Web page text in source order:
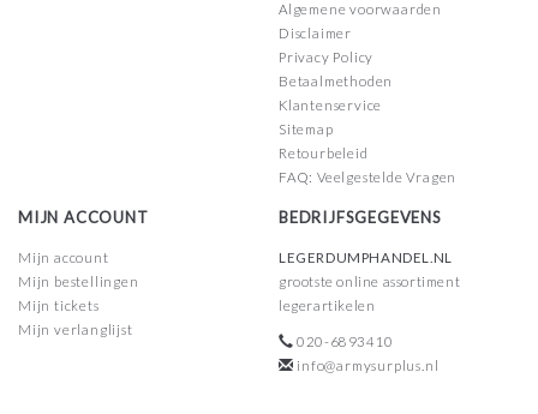
Algemene voorwaarden
Disclaimer
Privacy Policy
Betaalmethoden
Klantenservice
Sitemap
Retourbeleid
FAQ: Veelgestelde Vragen
MIJN ACCOUNT
Mijn account
Mijn bestellingen
Mijn tickets
Mijn verlanglijst
BEDRIJFSGEGEVENS
LEGERDUMPHANDEL.NL
grootste online assortiment
legerartikelen
020-6893410
info@armysurplus.nl